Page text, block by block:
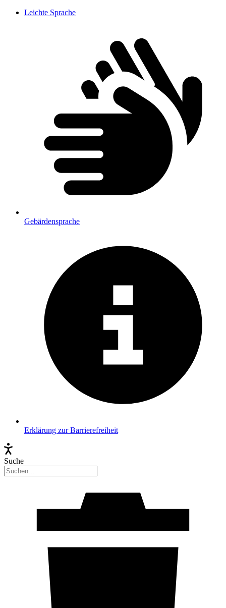
Leichte Sprache
Gebärdensprache
Erklärung zur Barrierefreiheit
Suche